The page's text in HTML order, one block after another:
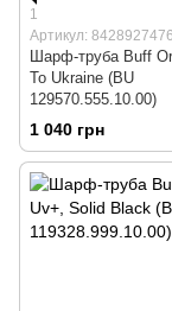
1
Артикул:
Шарф-труба Buff
To Ukraine (BU
129570.555.10.00)
1 040 грн